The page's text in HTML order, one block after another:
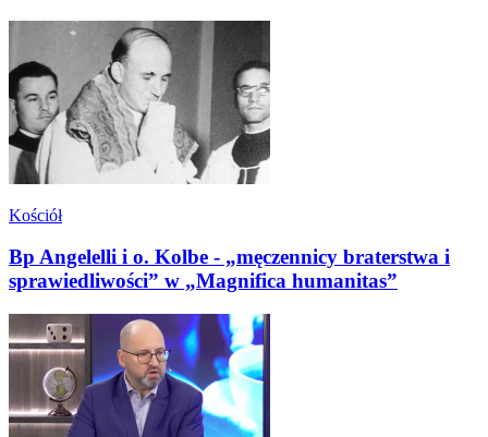
Kościół
Bp Angelelli i o. Kolbe - „męczennicy braterstwa i
sprawiedliwości” w „Magnifica humanitas”